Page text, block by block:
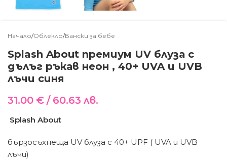
Начало/Облекло/Бански за бебе
Splash About премиум UV блуза с
дълъг ръкав неон , 40+ UVA и UVB
лъчи синя
31.00 € / 60.63 лв.
Splash About
бързосъхнеща UV блуза с 40+ UPF ( UVA и UVB
лъчи)